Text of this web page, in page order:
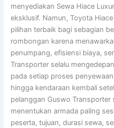
menyediakan Sewa Hiace
eksklusif. Namun, Toyota
pilihan terbaik bagi sebagian
rombongan karena
penumpang, efisiensi biaya,
Transporter selalu
pada setiap proses
hingga kendaraan kembali
pelanggan Guswo Transporter
menentukan armada paling
peserta, tujuan, durasi sewa,